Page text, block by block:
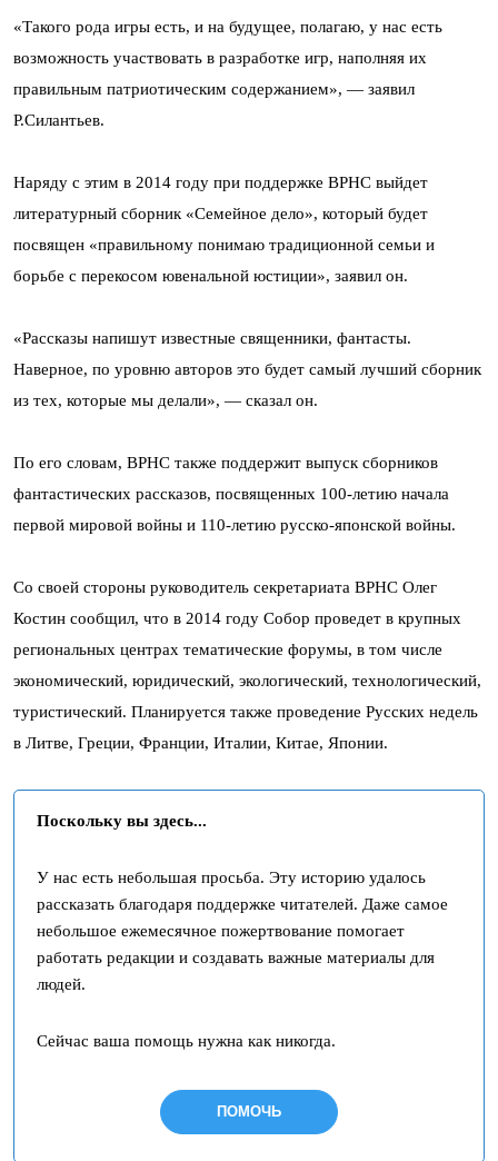
«Такого рода игры есть, и на будущее, полагаю, у нас есть
возможность участвовать в разработке игр, наполняя их
правильным патриотическим содержанием», — заявил
Р.Силантьев.
Наряду с этим в 2014 году при поддержке ВРНС выйдет
литературный сборник «Семейное дело», который будет
посвящен «правильному понимаю традиционной семьи и
борьбе с перекосом ювенальной юстиции», заявил он.
«Рассказы напишут известные священники, фантасты.
Наверное, по уровню авторов это будет самый лучший сборник
из тех, которые мы делали», — сказал он.
По его словам, ВРНС также поддержит выпуск сборников
фантастических рассказов, посвященных 100-летию начала
первой мировой войны и 110-летию русско-японской войны.
Со своей стороны руководитель секретариата ВРНС Олег
Костин сообщил, что в 2014 году Собор проведет в крупных
региональных центрах тематические форумы, в том числе
экономический, юридический, экологический, технологический,
туристический. Планируется также проведение Русских недель
в Литве, Греции, Франции, Италии, Китае, Японии.
Поскольку вы здесь...
У нас есть небольшая просьба. Эту историю удалось
рассказать благодаря поддержке читателей. Даже самое
небольшое ежемесячное пожертвование помогает
работать редакции и создавать важные материалы для
людей.
Сейчас ваша помощь нужна как никогда.
ПОМОЧЬ